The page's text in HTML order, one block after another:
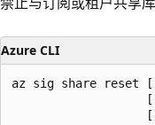
Azure CLI
az sig share reset